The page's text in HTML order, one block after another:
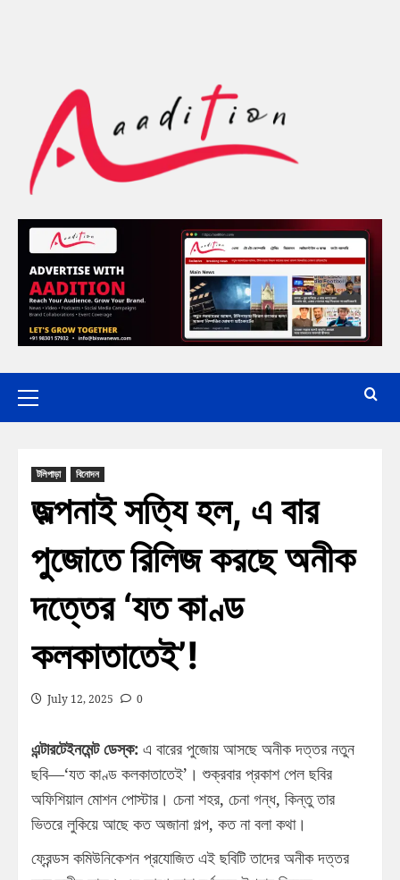
টলিপাড়া বিনোদন
জল্পনাই সত্যি হল, এ বার
পুজোতে রিলিজ করছে অনীক
দত্তের ‘যত কাণ্ড
কলকাতাতেই’!
July 12, 2025 0
এন্টারটেইনমেন্ট ডেস্ক: এ বারের পুজোয় আসছে অনীক দত্তর নতুন
ছবি—‘যত কাণ্ড কলকাতাতেই’। শুক্রবার প্রকাশ পেল ছবির
অফিশিয়াল মোশন পোস্টার। চেনা শহর, চেনা গন্ধ, কিন্তু তার
ভিতরে লুকিয়ে আছে কত অজানা গল্প, কত না বলা কথা।
ফ্রেন্ডস কমিউনিকেশন প্রযোজিত এই ছবিটি তাদের অনীক দত্তর